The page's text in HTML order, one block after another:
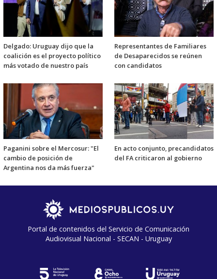
Delgado: Uruguay dijo que la
coalición es el proyecto político
más votado de nuestro país
Representantes de Familiares
de Desaparecidos se reúnen
con candidatos
Paganini sobre el Mercosur: "El
cambio de posición de
Argentina nos da más fuerza"
En acto conjunto, precandidatos
del FA criticaron al gobierno
Portal de contenidos del Servicio de Comunicación
Audiovisual Nacional - SECAN - Uruguay